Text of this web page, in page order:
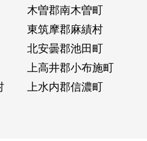
木曽郡南木曽町
東筑摩郡麻績村
北安曇郡池田町
上高井郡小布施町
上水内郡信濃町